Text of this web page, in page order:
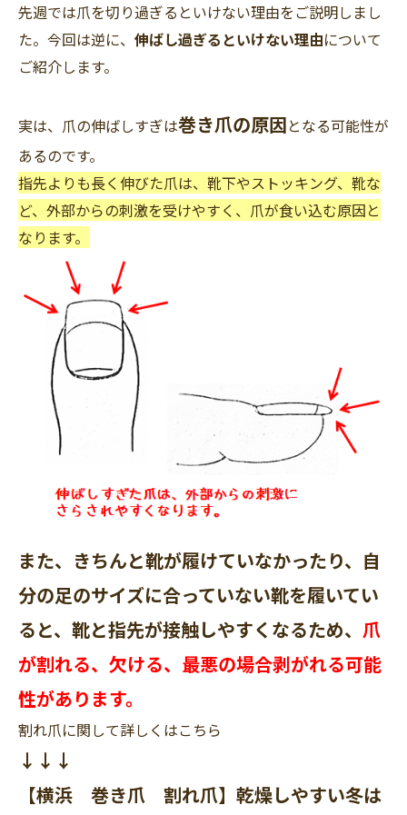
先週では爪を切り過ぎるといけない理由をご説明しまし
た。今回は逆に、 伸ばし過ぎるといけない理由について
ご紹介します。
実は、爪の伸ばしすぎは巻き爪の原因となる可能性が
あるのです。
指先よりも長く伸びた爪は、靴下やストッキング、靴な
ど、 外部からの刺激を受けやすく、 爪が食い込む原因と
なります。
また、きちんと靴が履けていなかったり、自
分の足のサイズに合っていない靴を履いてい
ると、靴と指先が接触しやすくなるため、 爪
が割れる、欠ける、最悪の場合剥がれる可能
性があります。
割れ爪に関して詳しくはこちら
↓↓↓
【横浜 巻き爪 割れ爪】乾燥しやすい冬は